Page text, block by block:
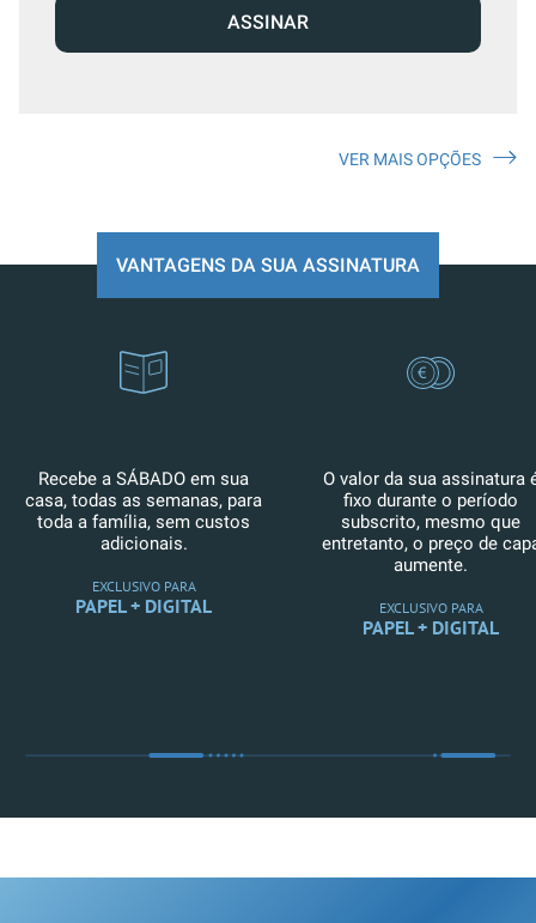
ASSINAR
VER MAIS OPÇÕES
VANTAGENS DA SUA ASSINATURA
Recebe a SÁBADO em sua
casa, todas as semanas, para
toda a família, sem custos
adicionais.
EXCLUSIVO PARA
PAPEL + DIGITAL
O valor da sua assinatura
fixo durante o período
subscrito, mesmo que
entretanto, o preço de
aumente.
EXCLUSIVO PARA
PAPEL + DIGITAL